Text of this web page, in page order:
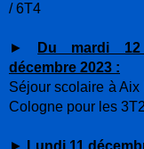
/ 6T4
►
Du mardi
décembre 2023 :
Séjour scolaire à
Cologne pour les
► Lundi 11